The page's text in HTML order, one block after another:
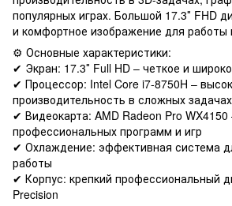
популярных играх. Большой 17.3″ FHD
и комфортное изображение для работы
⚙️ Основные характеристики:
✔ Экран: 17.3″ Full HD – четкое и
✔ Процессор: Intel Core i7-8750H –
производительность в сложных задачах
✔ Видеокарта: AMD Radeon Pro
профессиональных программ и игр
✔ Охлаждение: эффективная система
работы
✔ Корпус: крепкий профессиональный
Precision